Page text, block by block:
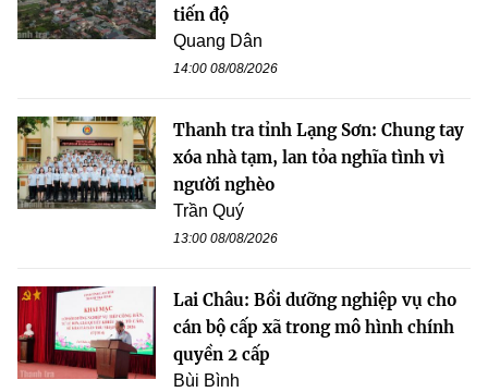
tiến độ
Quang Dân
14:00 08/08/2026
Thanh tra tỉnh Lạng Sơn: Chung tay
xóa nhà tạm, lan tỏa nghĩa tình vì
người nghèo
Trần Quý
13:00 08/08/2026
Lai Châu: Bồi dưỡng nghiệp vụ cho
cán bộ cấp xã trong mô hình chính
quyền 2 cấp
Bùi Bình